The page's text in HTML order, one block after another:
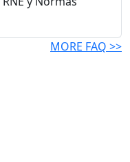
MORE FAQ >>